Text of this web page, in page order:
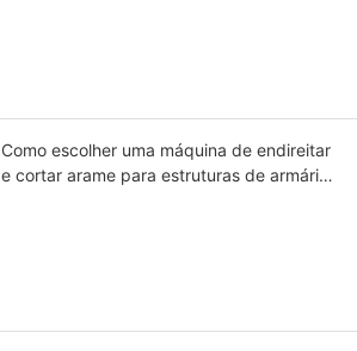
Como escolher uma máquina de endireitar
e cortar arame para estruturas de armários